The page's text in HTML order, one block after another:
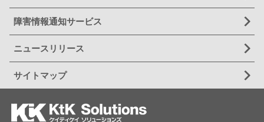
障害情報通知サービス
ニュースリリース
サイトマップ